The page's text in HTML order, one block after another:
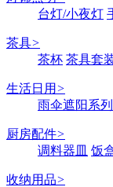
台灯/小夜灯
茶具>
茶杯 茶具套
生活日用 >
雨伞遮阳系列
厨房配件>
调料器皿 饭
收纳用品>